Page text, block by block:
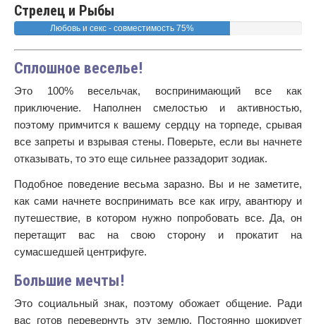
Стрелец и Рыбы
Любовь и секс - совместимость 75%
Сплошное веселье!
Это 100% весельчак, воспринимающий все как
приключение. Наполнен смелостью и активностью,
поэтому примчится к вашему сердцу на торпеде, срывая
все запреты и взрывая стены. Поверьте, если вы начнете
отказывать, то это еще сильнее раззадорит зодиак.
Подобное поведение весьма заразно. Вы и не заметите,
как сами начнете воспринимать все как игру, авантюру и
путешествие, в котором нужно попробовать все. Да, он
перетащит вас на свою сторону и прокатит на
сумасшедшей центрифуге.
Большие мечты!
Это социальный знак, поэтому обожает общение. Ради
вас готов перевернуть эту землю. Постоянно шокирует